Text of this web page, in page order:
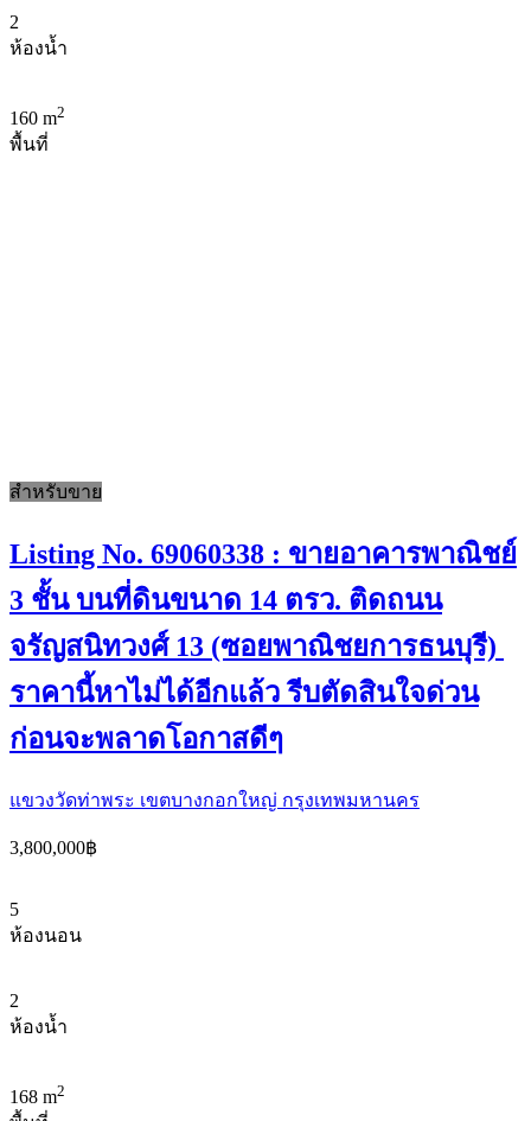
2
ห้องน้ำ
160 m2
พื้นที่
สำหรับขาย
Listing No. 69060338 : ขายอาคารพาณิชย์
3 ชั้น บนที่ดินขนาด 14 ตรว. ติดถนน
จรัญสนิทวงศ์ 13 (ซอยพาณิชยการธนบุรี)
ราคานี้หาไม่ได้อีกแล้ว รีบตัดสินใจด่วน
ก่อนจะพลาดโอกาสดีๆ
แขวงวัดท่าพระ เขตบางกอกใหญ่ กรุงเทพมหานคร
3,800,000฿
5
ห้องนอน
2
ห้องน้ำ
168 m2